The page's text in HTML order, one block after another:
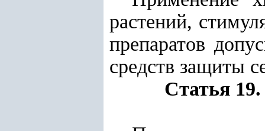
растений,
препаратов
средств защиты
Статья